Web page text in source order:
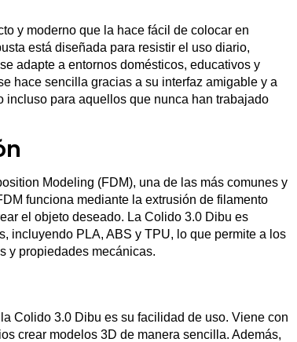
y moderno que la hace fácil de colocar en
está diseñada para resistir el uso diario,
adapte a entornos domésticos, educativos y
hace sencilla gracias a su interfaz amigable y a
para aquellos que nunca han trabajado
Modeling (FDM), una de las más comunes y
funciona mediante la extrusión de filamento
el objeto deseado. La Colido 3.0 Dibu es
incluyendo PLA, ABS y TPU, lo que permite a los
y propiedades mecánicas.
Colido 3.0 Dibu es su facilidad de uso. Viene con
crear modelos 3D de manera sencilla. Además,